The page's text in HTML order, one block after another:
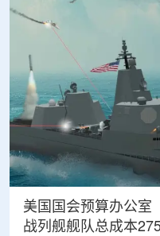
美国国会预算办公室
战列舰舰队总成本